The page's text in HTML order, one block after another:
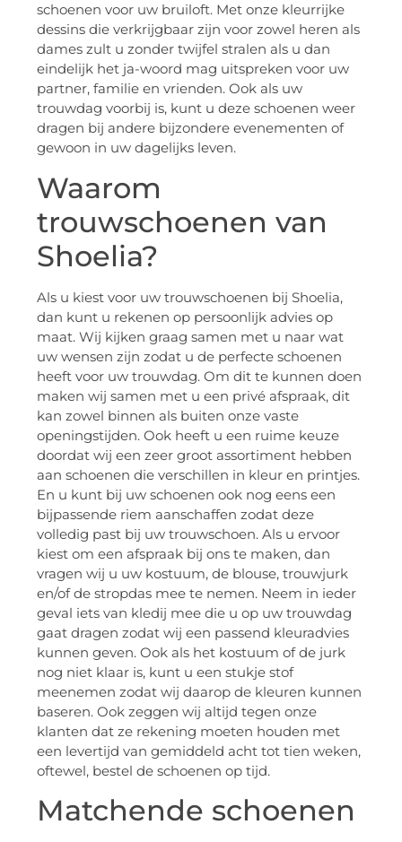
schoenen voor uw bruiloft. Met onze kleurrijke
dessins die verkrijgbaar zijn voor zowel heren als
dames zult u zonder twijfel stralen als u dan
eindelijk het ja-woord mag uitspreken voor uw
partner, familie en vrienden. Ook als uw
trouwdag voorbij is, kunt u deze schoenen weer
dragen bij andere bijzondere evenementen of
gewoon in uw dagelijks leven.
Waarom
trouwschoenen van
Shoelia?
Als u kiest voor uw trouwschoenen bij Shoelia,
dan kunt u rekenen op persoonlijk advies op
maat. Wij kijken graag samen met u naar wat
uw wensen zijn zodat u de perfecte schoenen
heeft voor uw trouwdag. Om dit te kunnen doen
maken wij samen met u een privé afspraak, dit
kan zowel binnen als buiten onze vaste
openingstijden. Ook heeft u een ruime keuze
doordat wij een zeer groot assortiment hebben
aan schoenen die verschillen in kleur en printjes.
En u kunt bij uw schoenen ook nog eens een
bijpassende riem aanschaffen zodat deze
volledig past bij uw trouwschoen. Als u ervoor
kiest om een afspraak bij ons te maken, dan
vragen wij u uw kostuum, de blouse, trouwjurk
en/of de stropdas mee te nemen. Neem in ieder
geval iets van kledij mee die u op uw trouwdag
gaat dragen zodat wij een passend kleuradvies
kunnen geven. Ook als het kostuum of de jurk
nog niet klaar is, kunt u een stukje stof
meenemen zodat wij daarop de kleuren kunnen
baseren. Ook zeggen wij altijd tegen onze
klanten dat ze rekening moeten houden met
een levertijd van gemiddeld acht tot tien weken,
oftewel, bestel de schoenen op tijd.
Matchende schoenen